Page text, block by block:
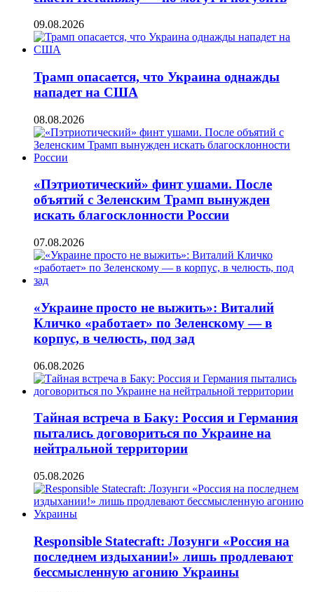
09.08.2026
Трамп опасается, что Украина однажды
нападет на США
08.08.2026
«Пэтриотический» финт ушами. После
объятий с Зеленским Трамп вынужден
искать благосклонности России
07.08.2026
«Украине просто не выжить»: Виталий
Кличко «работает» по Зеленскому — в
корпус, в челюсть, под зад
06.08.2026
Тайная встреча в Баку: Россия и Германия
пытались договориться по Украине на
нейтральной территории
05.08.2026
Responsible Statecraft: Лозунги «Россия на
последнем издыхании!» лишь продлевают
бессмысленную агонию Украины